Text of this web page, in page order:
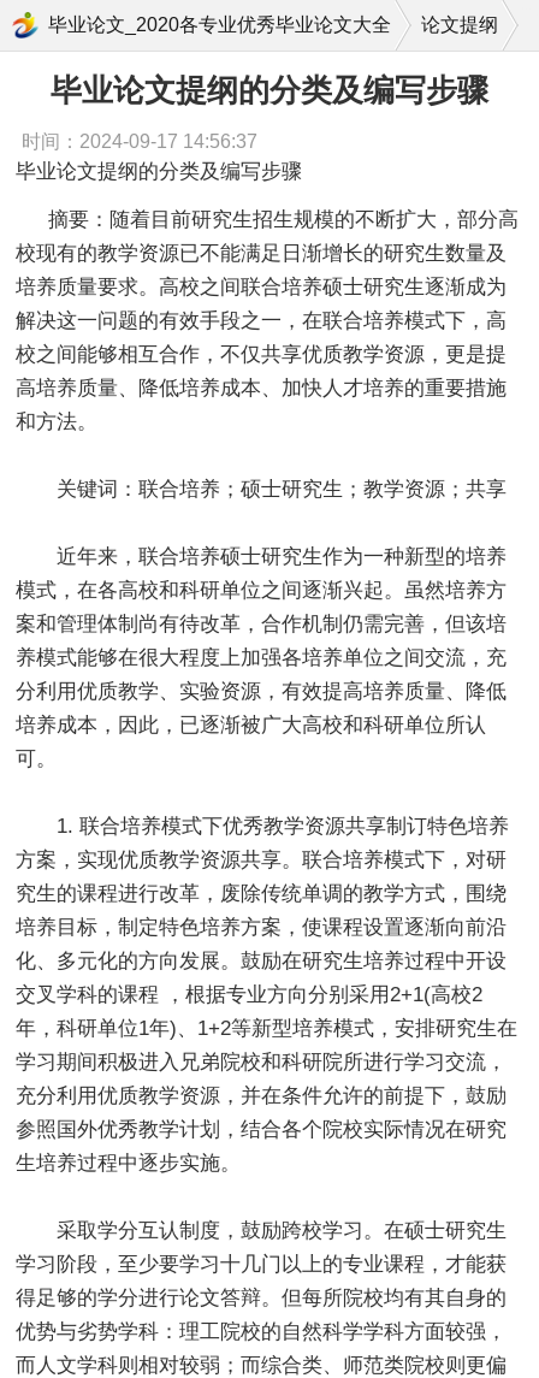
毕业论文_2020各专业优秀毕业论文大全 论文提纲
毕业论文提纲的分类及编写步骤
时间：2024-09-17 14:56:37
毕业论文提纲的分类及编写步骤
摘要：随着目前研究生招生规模的不断扩大，部分高
校现有的教学资源已不能满足日渐增长的研究生数量及
培养质量要求。高校之间联合培养硕士研究生逐渐成为
解决这一问题的有效手段之一，在联合培养模式下，高
校之间能够相互合作，不仅共享优质教学资源，更是提
高培养质量、降低培养成本、加快人才培养的重要措施
和方法。
关键词：联合培养；硕士研究生；教学资源；共享
近年来，联合培养硕士研究生作为一种新型的培养
模式，在各高校和科研单位之间逐渐兴起。虽然培养方
案和管理体制尚有待改革，合作机制仍需完善，但该培
养模式能够在很大程度上加强各培养单位之间交流，充
分利用优质教学、实验资源，有效提高培养质量、降低
培养成本，因此，已逐渐被广大高校和科研单位所认
可。
1. 联合培养模式下优秀教学资源共享制订特色培养
方案，实现优质教学资源共享。联合培养模式下，对研
究生的课程进行改革，废除传统单调的教学方式，围绕
培养目标，制定特色培养方案，使课程设置逐渐向前沿
化、多元化的方向发展。鼓励在研究生培养过程中开设
交叉学科的课程 ，根据专业方向分别采用2+1(高校2
年，科研单位1年)、1+2等新型培养模式，安排研究生在
学习期间积极进入兄弟院校和科研院所进行学习交流，
充分利用优质教学资源，并在条件允许的前提下，鼓励
参照国外优秀教学计划，结合各个院校实际情况在研究
生培养过程中逐步实施。
采取学分互认制度，鼓励跨校学习。在硕士研究生
学习阶段，至少要学习十几门以上的专业课程，才能获
得足够的学分进行论文答辩。但每所院校均有其自身的
优势与劣势学科：理工院校的自然科学学科方面较强，
而人文学科则相对较弱；而综合类、师范类院校则更偏